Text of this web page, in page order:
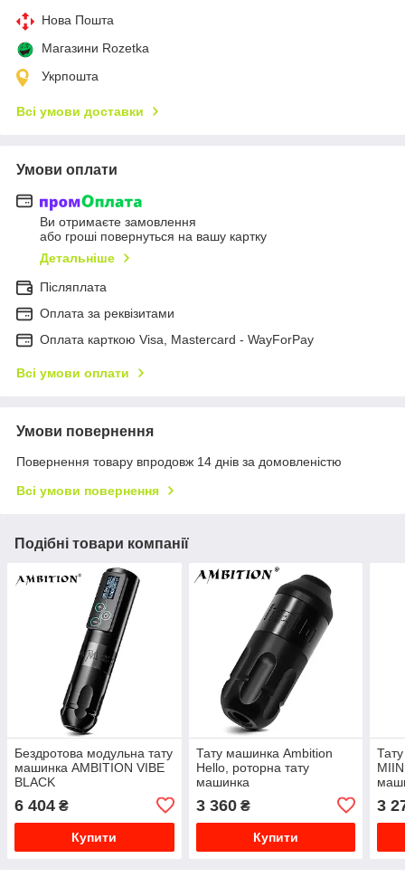
Нова Пошта
Магазини Rozetka
Укрпошта
Всі умови доставки
Умови оплати
Ви отримаєте замовлення
або гроші повернуться на вашу картку
Детальніше
Післяплата
Оплата за реквізитами
Оплата карткою Visa, Mastercard - WayForPay
Всі умови оплати
Умови повернення
Повернення товару впродовж 14 днів за домовленістю
Всі умови повернення
Подібні товари компанії
Бездротова модульна тату
машинка AMBITION VIBE
BLACK
6 404 ₴
Купити
Тату машинка Ambition
Hello, роторна тату
машинка
3 360₴
Купити
3